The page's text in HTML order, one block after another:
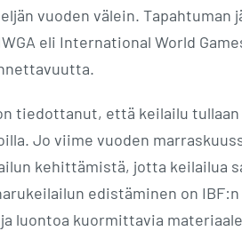
vuoden välein.
eli International World
tiedottanut, että keilailu
Jo viime vuoden
kehittämistä, jotta keilailua
edistäminen on
luontoa kuormittavia